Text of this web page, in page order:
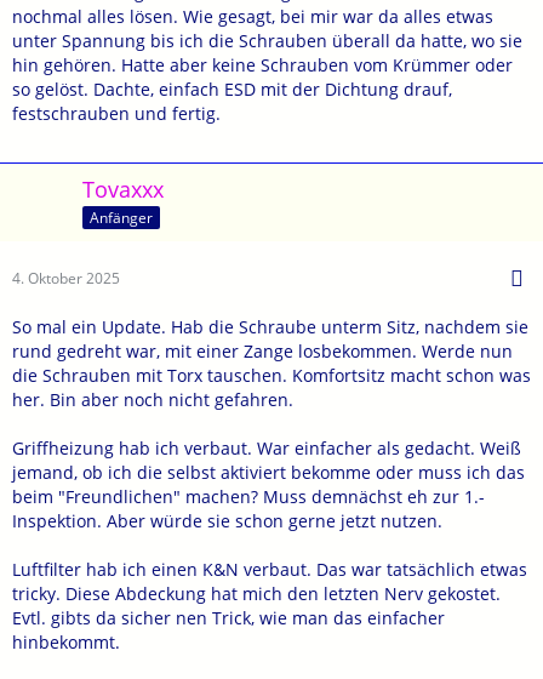
nochmal alles lösen. Wie gesagt, bei mir war da alles etwas
unter Spannung bis ich die Schrauben überall da hatte, wo sie
hin gehören. Hatte aber keine Schrauben vom Krümmer oder
so gelöst. Dachte, einfach ESD mit der Dichtung drauf,
festschrauben und fertig.
Tovaxxx
Anfänger
4. Oktober 2025
So mal ein Update. Hab die Schraube unterm Sitz, nachdem sie
rund gedreht war, mit einer Zange losbekommen. Werde nun
die Schrauben mit Torx tauschen. Komfortsitz macht schon was
her. Bin aber noch nicht gefahren.
Griffheizung hab ich verbaut. War einfacher als gedacht. Weiß
jemand, ob ich die selbst aktiviert bekomme oder muss ich das
beim "Freundlichen" machen? Muss demnächst eh zur 1.-
Inspektion. Aber würde sie schon gerne jetzt nutzen.
Luftfilter hab ich einen K&N verbaut. Das war tatsächlich etwas
tricky. Diese Abdeckung hat mich den letzten Nerv gekostet.
Evtl. gibts da sicher nen Trick, wie man das einfacher
hinbekommt.